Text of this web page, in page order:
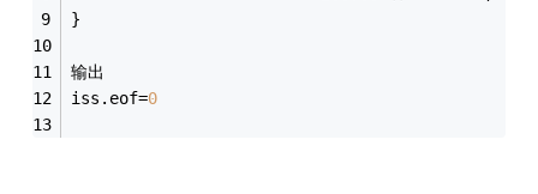
}
输出
iss.eof=0